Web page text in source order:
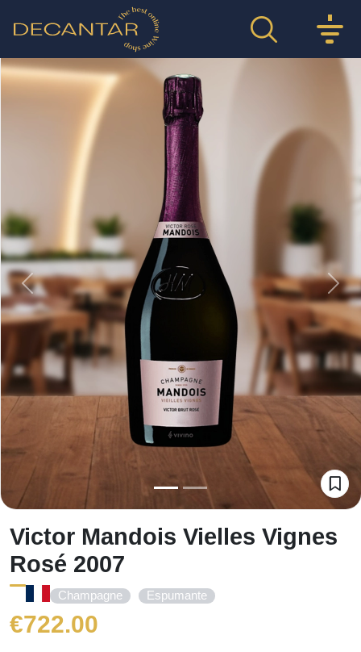
Previous
Victor Mandois Vielles Vignes
Rosé 2007
Champagne Espumante
€722.00